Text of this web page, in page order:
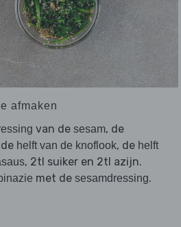
afmaken
van de sesam, de
helft van de knoflook, de helft
, 2tl suiker en 2tl azijn.
met de sesamdressing.